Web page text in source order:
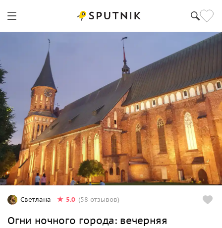
Светлана 5.0 (58 отзывов)
Огни ночного города: вечерняя